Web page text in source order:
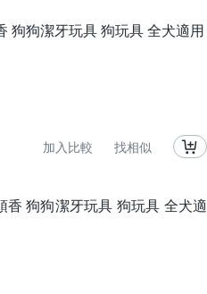
狗狗潔牙玩具 狗玩具 全犬適用
加入比較 找相似
狗狗潔牙玩具 狗玩具 全犬適